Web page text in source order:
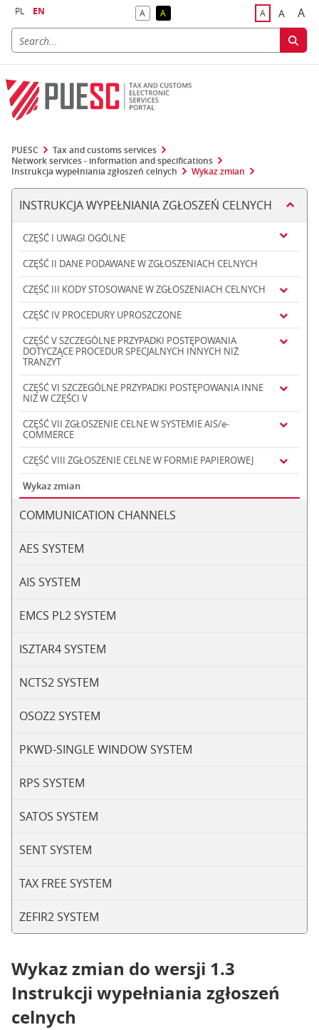
PL EN ADefault Contrast
AReversed Contrast ADefault Font
ABigger
A
PUESC
Tax and customs services
Network services - information and specifications
Instrukcja wypełniania zgłoszeń celnych
Wykaz zmian
INSTRUKCJA WYPEŁNIANIA ZGŁOSZEŃ CELNYCH
CZĘŚĆ I UWAGI OGÓLNE
CZĘŚĆ II DANE PODAWANE W ZGŁOSZENIACH CELNYCH
CZĘŚĆ III KODY STOSOWANE W ZGŁOSZENIACH CELNYCH
CZĘŚĆ IV PROCEDURY UPROSZCZONE
CZĘŚĆ V SZCZEGÓLNE PRZYPADKI POSTĘPOWANIA
DOTYCZĄCE PROCEDUR SPECJALNYCH INNYCH NIŻ
TRANZYT
CZĘŚĆ VI SZCZEGÓLNE PRZYPADKI POSTĘPOWANIA INNE
NIŻ W CZĘŚCI V
CZĘŚĆ VII ZGŁOSZENIE CELNE W SYSTEMIE AIS/e-
COMMERCE
CZĘŚĆ VIII ZGŁOSZENIE CELNE W FORMIE PAPIEROWEJ
Wykaz zmian
COMMUNICATION CHANNELS
AES SYSTEM
AIS SYSTEM
EMCS PL2 SYSTEM
ISZTAR4 SYSTEM
NCTS2 SYSTEM
OSOZ2 SYSTEM
PKWD-SINGLE WINDOW SYSTEM
RPS SYSTEM
SATOS SYSTEM
SENT SYSTEM
TAX FREE SYSTEM
ZEFIR2 SYSTEM
Wykaz zmian do wersji 1.3
Instrukcji wypełniania zgłoszeń
celnych